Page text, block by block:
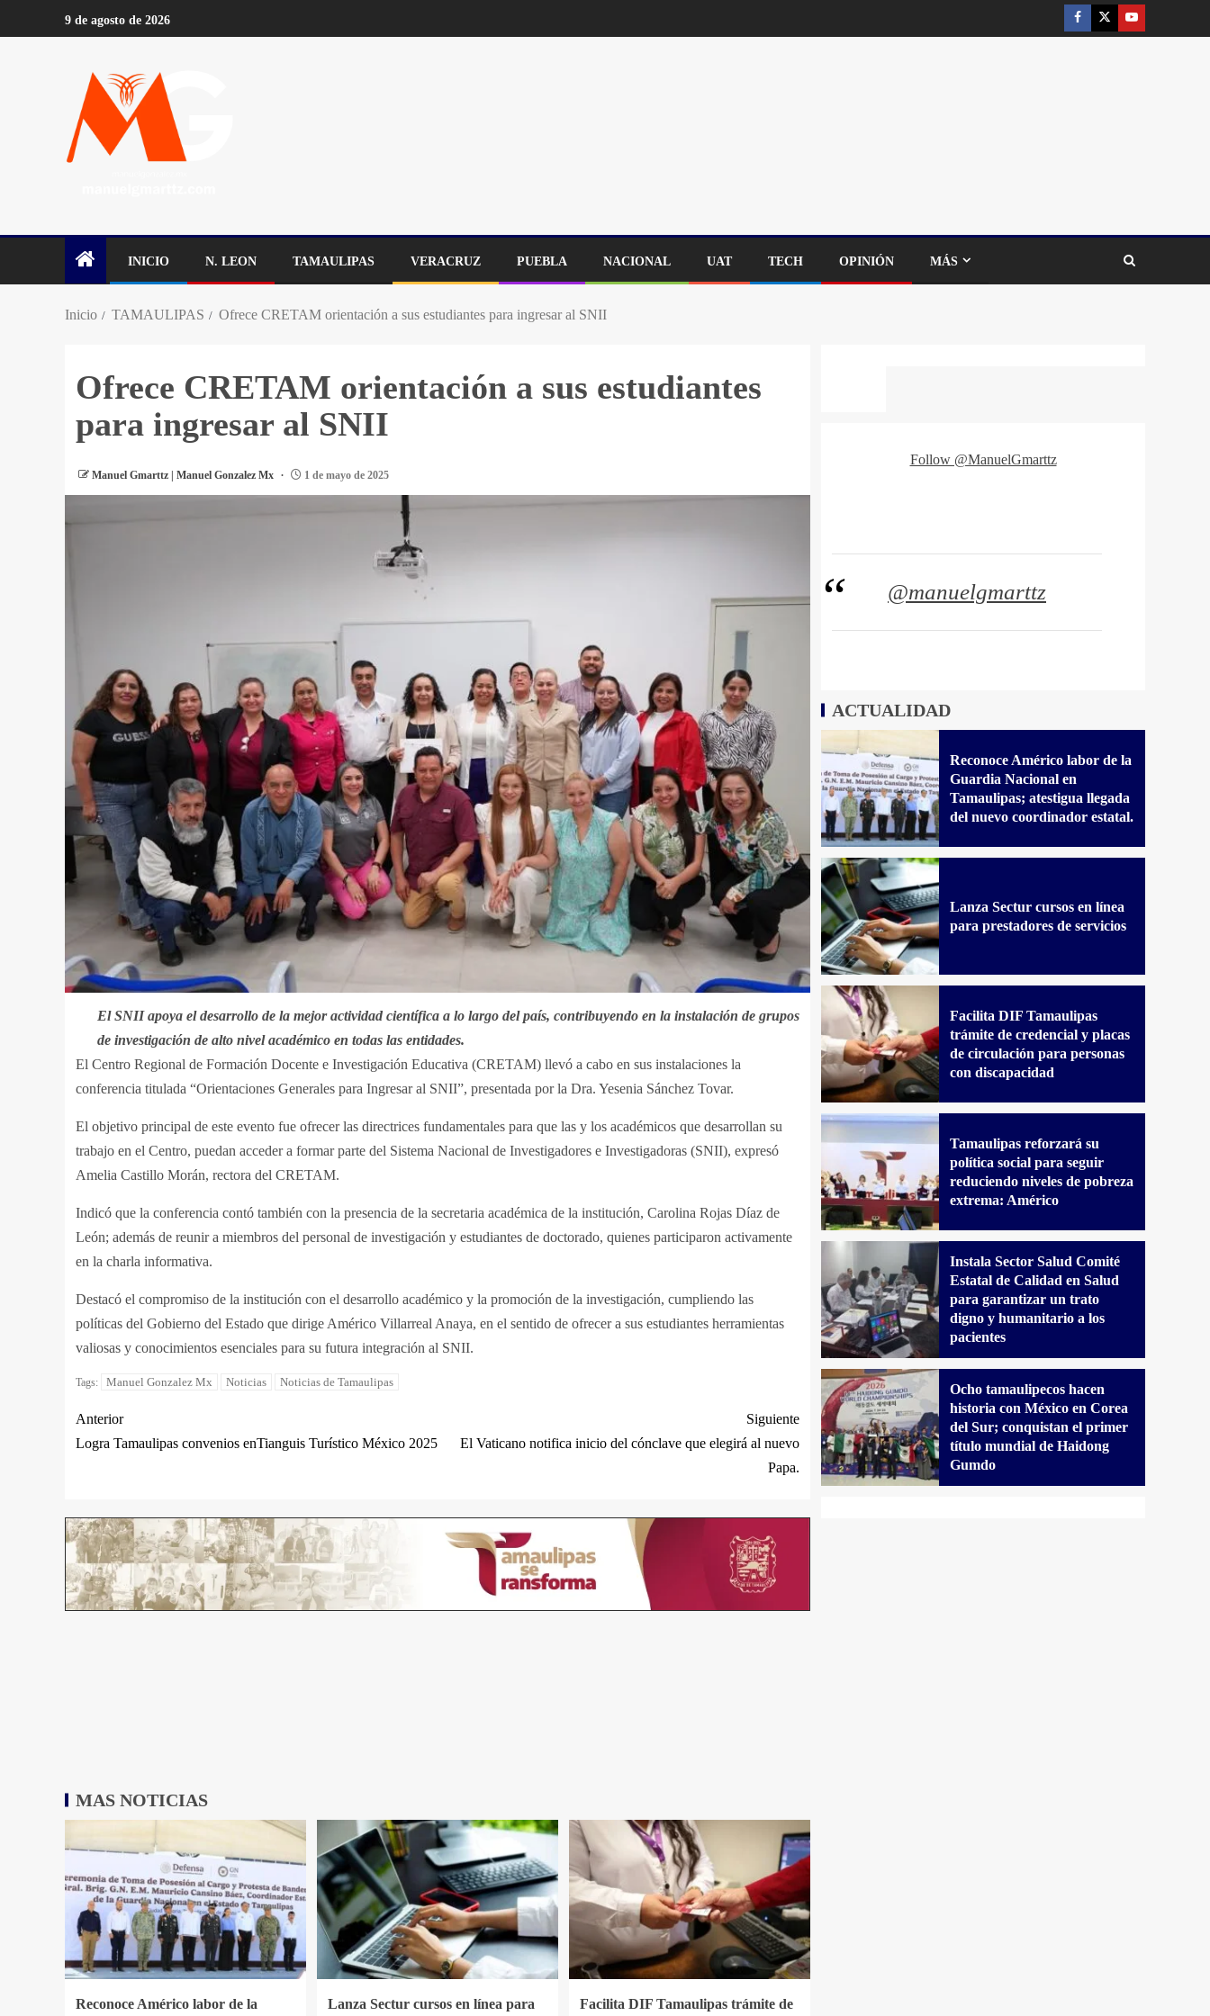
9 de agosto de 2026
INICIO N. LEON TAMAULIPAS VERACRUZ PUEBLA NACIONAL UAT TECH OPINIÓN MÁS
Inicio TAMAULIPAS Ofrece CRETAM orientación a sus estudiantes para ingresar al SNII
Ofrece CRETAM orientación a sus estudiantes
para ingresar al SNII
Manuel Gmarttz | Manuel Gonzalez Mx 1 de mayo de 2025
El SNII apoya el desarrollo de la mejor actividad científica a lo largo del país, contribuyendo en la instalación de grupos
de investigación de alto nivel académico en todas las entidades.
El Centro Regional de Formación Docente e Investigación Educativa (CRETAM) llevó a cabo en sus instalaciones la
conferencia titulada “Orientaciones Generales para Ingresar al SNII”, presentada por la Dra. Yesenia Sánchez Tovar.
El objetivo principal de este evento fue ofrecer las directrices fundamentales para que las y los académicos que desarrollan su
trabajo en el Centro, puedan acceder a formar parte del Sistema Nacional de Investigadores e Investigadoras (SNII), expresó
Amelia Castillo Morán, rectora del CRETAM.
Indicó que la conferencia contó también con la presencia de la secretaria académica de la institución, Carolina Rojas Díaz de
León; además de reunir a miembros del personal de investigación y estudiantes de doctorado, quienes participaron activamente
en la charla informativa.
Destacó el compromiso de la institución con el desarrollo académico y la promoción de la investigación, cumpliendo las
políticas del Gobierno del Estado que dirige Américo Villarreal Anaya, en el sentido de ofrecer a sus estudiantes herramientas
valiosas y conocimientos esenciales para su futura integración al SNII.
Tags: Manuel Gonzalez Mx Noticias Noticias de Tamaulipas
Anterior
Logra Tamaulipas convenios enTianguis Turístico México 2025
Siguiente
El Vaticano notifica inicio del cónclave que elegirá al nuevo
Papa.
MAS NOTICIAS
Reconoce Américo labor de la
Lanza Sectur cursos en línea para
Facilita DIF Tamaulipas trámite de
Follow @ManuelGmarttz
@manuelgmarttz
ACTUALIDAD
Reconoce Américo labor de la
Guardia Nacional en
Tamaulipas; atestigua llegada
del nuevo coordinador estatal.
Lanza Sectur cursos en línea
para prestadores de servicios
Facilita DIF Tamaulipas
trámite de credencial y placas
de circulación para personas
con discapacidad
Tamaulipas reforzará su
política social para seguir
reduciendo niveles de pobreza
extrema: Américo
Instala Sector Salud Comité
Estatal de Calidad en Salud
para garantizar un trato
digno y humanitario a los
pacientes
Ocho tamaulipecos hacen
historia con México en Corea
del Sur; conquistan el primer
título mundial de Haidong
Gumdo